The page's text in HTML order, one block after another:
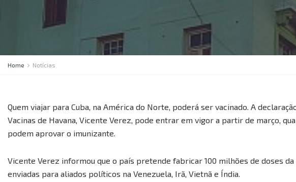
Home Notícias
Quem viajar para Cuba, na América do Norte, poderá ser vacinado. A
Vacinas de Havana, Vicente Verez, pode entrar em vigor a partir de março,
podem aprovar o imunizante.
Vicente Verez informou que o país pretende fabricar 100 milhões de doses da
enviadas para aliados políticos na Venezuela, Irã, Vietnã e Índia.